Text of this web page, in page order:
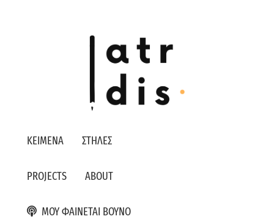
ΚΕΙΜΕΝΑ ΣΤΗΛΕΣ
PROJECTS ABOUT
ΜΟΥ ΦΑΙΝΕΤΑΙ ΒΟΥΝΟ